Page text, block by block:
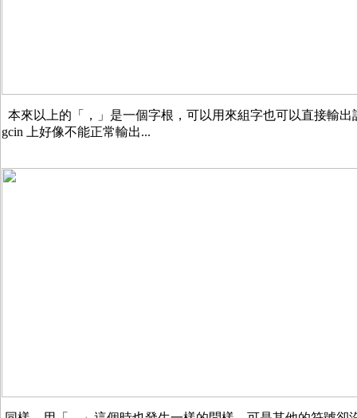
本來以上的「，」是一個字根，可以用來組字也可以直接輸出
gcin 上好像不能正常輸出...